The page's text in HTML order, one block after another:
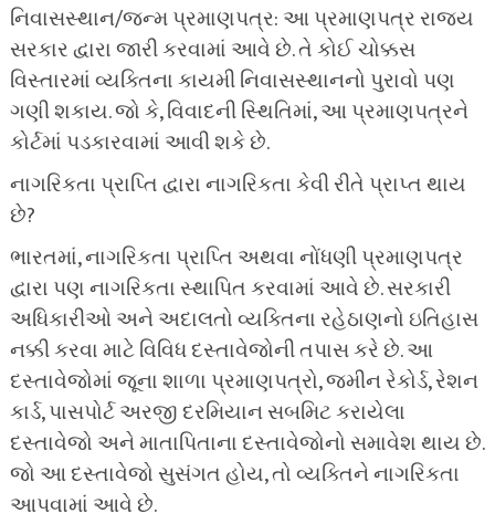
નિવાસસ્થાન/જન્મ પ્રમાણપત્ર: આ પ્રમાણપત્ર રાજ્ય
સરકાર દ્વારા જારી કરવામાં આવે છે. તે કોઈ ચોક્કસ
વિસ્તારમાં વ્યક્તિના કાયમી નિવાસસ્થાનનો પુરાવો પણ
ગણી શકાય. જો કે, વિવાદની સ્થિતિમાં, આ પ્રમાણપત્રને
કોર્ટમાં પડકારવામાં આવી શકે છે.
નાગરિકતા પ્રાપ્તિ દ્વારા નાગરિકતા કેવી રીતે પ્રાપ્ત થાય
છે?
ભારતમાં, નાગરિકતા પ્રાપ્તિ અથવા નોંધણી પ્રમાણપત્ર
દ્વારા પણ નાગરિકતા સ્થાપિત કરવામાં આવે છે. સરકારી
અધિકારીઓ અને અદાલતો વ્યક્તિના રહેઠાણનો ઇતિહાસ
નક્કી કરવા માટે વિવિધ દસ્તાવેજોની તપાસ કરે છે. આ
દસ્તાવેજોમાં જૂના શાળા પ્રમાણપત્રો, જમીન રેકોર્ડ, રેશન
કાર્ડ, પાસપોર્ટ અરજી દરમિયાન સબમિટ કરાયેલા
દસ્તાવેજો અને માતાપિતાના દસ્તાવેજોનો સમાવેશ થાય છે.
જો આ દસ્તાવેજો સુસંગત હોય, તો વ્યક્તિને નાગરિકતા
આપવામાં આવે છે.